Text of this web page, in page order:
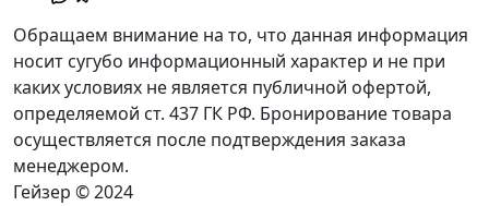
Обращаем внимание на то, что данная информация
носит сугубо информационный характер и не при
каких условиях не является публичной офертой,
определяемой ст. 437 ГК РФ. Бронирование товара
осуществляется после подтверждения заказа
менеджером.
Гейзер © 2024